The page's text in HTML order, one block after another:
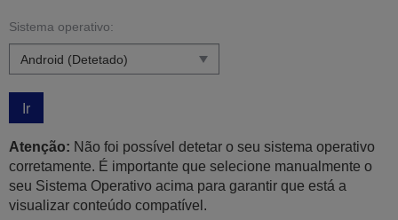
Sistema operativo:
Ir
Atenção: Não foi possível detetar o seu sistema operativo
corretamente. É importante que selecione manualmente o
seu Sistema Operativo acima para garantir que está a
visualizar conteúdo compatível.